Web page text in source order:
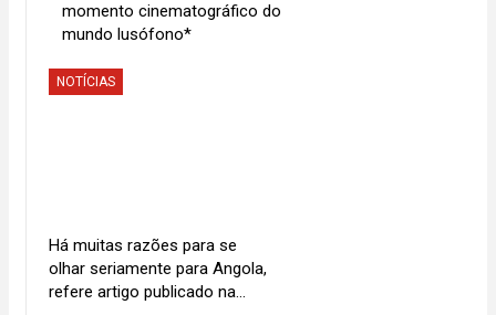
momento cinematográfico do
mundo lusófono*
NOTÍCIAS
Há muitas razões para se
olhar seriamente para Angola,
refere artigo publicado na…